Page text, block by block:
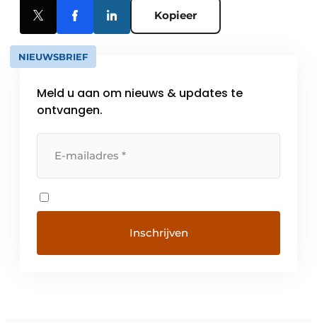
Kopieer
NIEUWSBRIEF
Meld u aan om nieuws & updates te
ontvangen.